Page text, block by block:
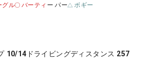
グル バーティ ー パー ボギー
10/14 ドライビングディスタンス 257